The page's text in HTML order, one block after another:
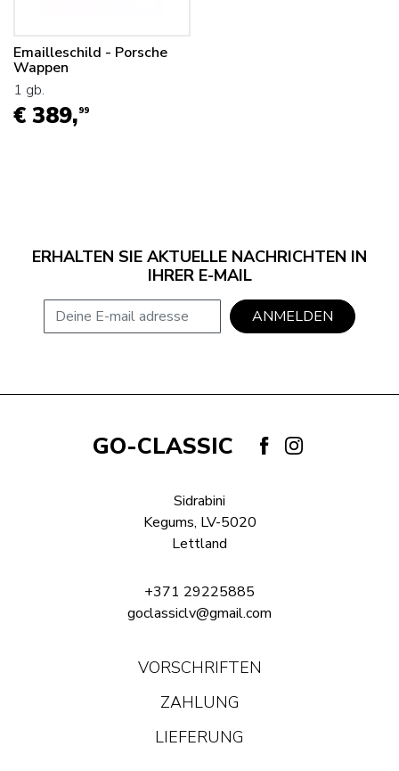
Emailleschild - Porsche
Wappen
1 gb.
€ 389,99
ERHALTEN SIE AKTUELLE NACHRICHTEN IN
IHRER E-MAIL
E-mail adresse ANMELDEN
GO-CLASSIC
Sidrabini
Kegums, LV-5020
Lettland
+371 29225885
goclassiclv@gmail.com
VORSCHRIFTEN
ZAHLUNG
LIEFERUNG